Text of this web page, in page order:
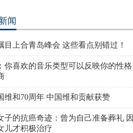
闻
目上合青岛峰会 这些看点别错过！
你喜欢的音乐类型可以反映你的性格
维和70周年 中国维和贡献获赞
子的抗癌奇迹：曾为自己准备葬礼 因
儿才积极治疗